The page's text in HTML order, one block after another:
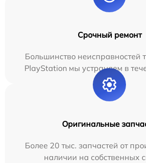
Срочный ремонт
Большинство неисправностей
PlayStation мы устраняем в
Оригинальные
Более 20 тыс. запчастей от
наличии на собственных